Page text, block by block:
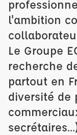
l'ambition
Le Groupe
recherche
partout en
diversité de